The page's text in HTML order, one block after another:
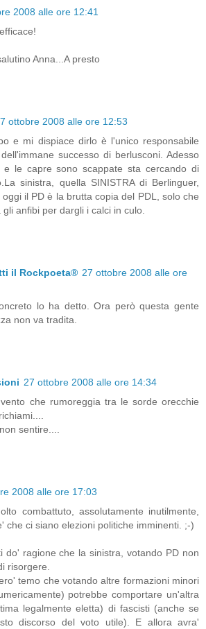
2008 alle ore 12:41
Anna...A presto
ottobre 2008 alle ore 12:53
e mi dispiace dirlo è l'unico responsabile
successo di berlusconi. Adesso
le capre sono scappate sta cercando di
sinistra, quella SINISTRA di Berlinguer,
il PD è la brutta copia del PDL, solo che
anfibi per dargli i calci in culo.
il Rockpoeta® 27 ottobre 2008 alle ore
lo ha detto. Ora però questa gente
non va tradita.
27 ottobre 2008 alle ore 14:34
che rumoreggia tra le sorde orecchie
sentire....
2008 alle ore 17:03
combattuto, assolutamente inutilmente,
che ci siano elezioni politiche imminenti. ;-)
do' ragione che la sinistra, votando PD non
risorgere.
temo che votando altre formazioni minori
potrebbe comportare un'altra
legalmente eletta) di fascisti (anche se
discorso del voto utile). E allora avra'